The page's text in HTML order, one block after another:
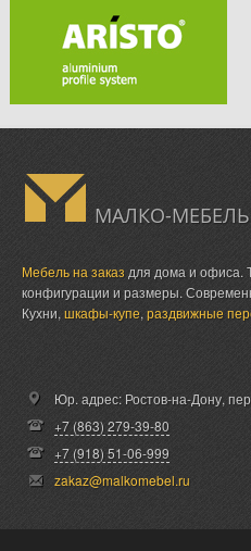
МАЛКО-МЕБЕЛЬ
Мебель на заказ для дома и офиса.
конфигурации и размеры.
Кухни, шкафы-купе, раздвижные
Юр. адрес: Ростов-на-Дону,
+7 (863) 279-39-80
+7 (918) 51-06-999
zakaz@malkomebel.ru